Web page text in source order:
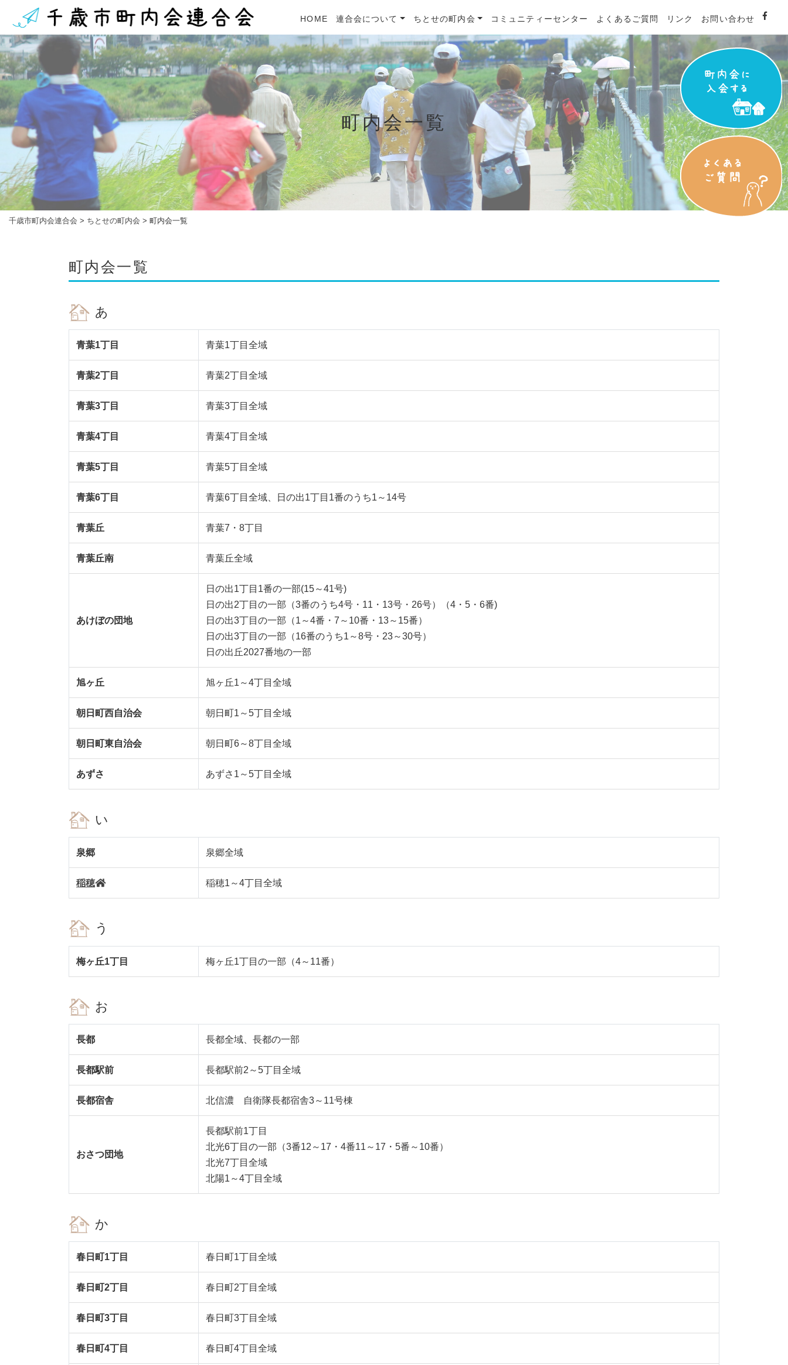
HOME 連合会について ちとせの町内会 コミュニティーセンター よくあるご質問 リンク お問い合わせ
町内会一覧
千歳市町内会連合会 > ちとせの町内会 > 町内会一覧
町内会一覧
あ
青葉1丁目 青葉1丁目全域
青葉2丁目 青葉2丁目全域
青葉3丁目 青葉3丁目全域
青葉4丁目 青葉4丁目全域
青葉5丁目 青葉5丁目全域
青葉6丁目 青葉6丁目全域、日の出1丁目1番のうち1～14号
青葉丘 青葉7・8丁目
青葉丘南 青葉丘全域
あけぼの団地
日の出1丁目1番の一部(15～41号)
日の出2丁目の一部（3番のうち4号・11・13号・26号）（4・5・6番)
日の出3丁目の一部（1～4番・7～10番・13～15番）
日の出3丁目の一部（16番のうち1～8号・23～30号）
日の出丘2027番地の一部
旭ヶ丘 旭ヶ丘1～4丁目全域
朝日町西自治会 朝日町1～5丁目全域
朝日町東自治会 朝日町6～8丁目全域
あずさ あずさ1～5丁目全域
い
泉郷 泉郷全域
稲穂 稲穂1～4丁目全域
う
梅ヶ丘1丁目 梅ヶ丘1丁目の一部（4～11番）
お
長都 長都全域、長都の一部
長都駅前 長都駅前2～5丁目全域
長都宿舎 北信濃 自衛隊長都宿舎3～11号棟
おさつ団地
長都駅前1丁目
北光6丁目の一部（3番12～17・4番11～17・5番～10番）
北光7丁目全域
北陽1～4丁目全域
か
春日町1丁目 春日町1丁目全域
春日町2丁目 春日町2丁目全域
春日町3丁目 春日町3丁目全域
春日町4丁目 春日町4丁目全域